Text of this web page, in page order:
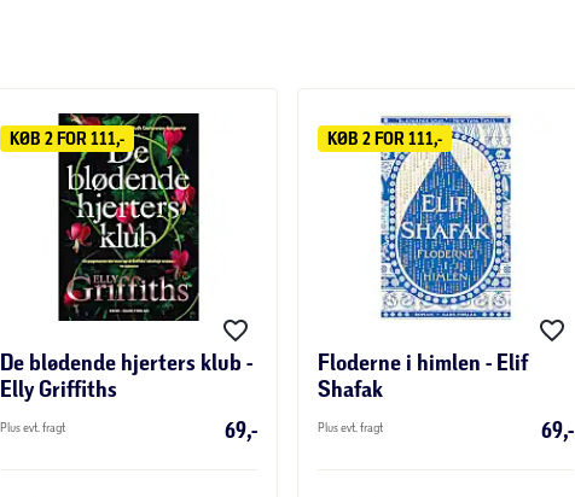
KØB 2 FOR 111,-
De blødende hjerters klub -
Elly Griffiths
Plus evt. fragt 69,-
KØB 2 FOR 111,-
Floderne i himlen - Elif
Shafak
Plus evt. fragt 69,-